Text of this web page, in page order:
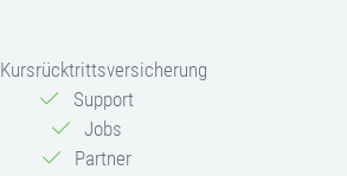
Kursrücktrittsversicherung
Support
Jobs
Partner